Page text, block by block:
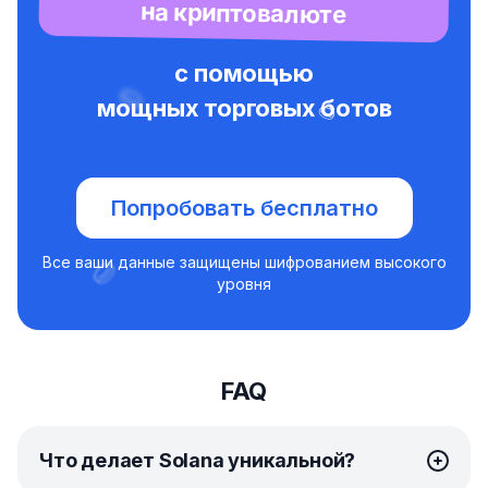
на криптовалюте
с помощью
мощных торговых ботов
Попробовать бесплатно
Все ваши данные защищены шифрованием высокого
уровня
FAQ
Что делает Solana уникальной?